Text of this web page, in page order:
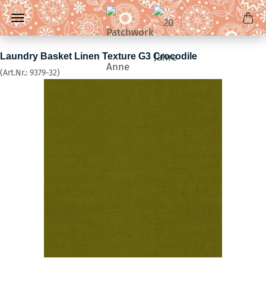
Laundry Basket Linen Texture G3 Crocodile
(Art.Nr.: 9379-32)